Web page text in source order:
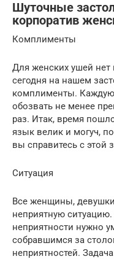
Шуточные
корпоратив
Комплименты
Для женских ушей нет
сегодня на нашем
комплименты.
обозвать не менее
раз. Итак, время
язык велик и могуч,
вы справитесь с этой
Ситуация
Все женщины,
неприятную
неприятности нужно
собравшимся за
неприятностей.